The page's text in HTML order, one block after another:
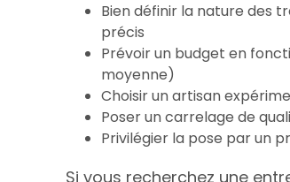
Bien définir la nature des
précis
Prévoir un budget en
moyenne)
Choisir un artisan
Poser un carrelage de
Privilégier la pose par un
Si vous recherchez une